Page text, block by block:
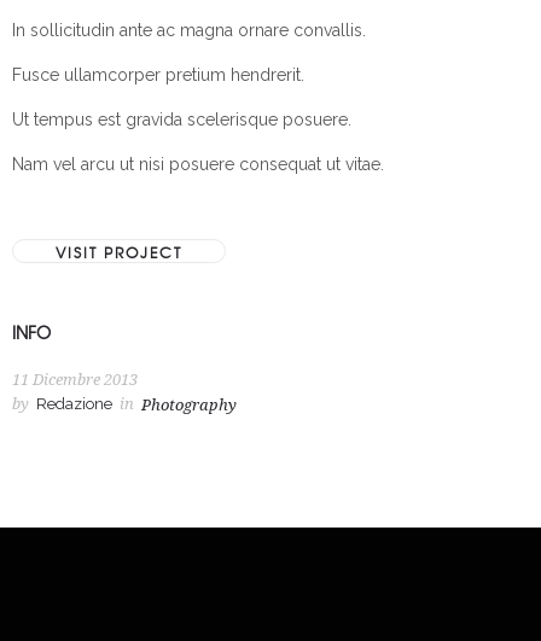
In sollicitudin ante ac magna ornare convallis.
Fusce ullamcorper pretium hendrerit.
Ut tempus est gravida scelerisque posuere.
Nam vel arcu ut nisi posuere consequat ut vitae.
VISIT PROJECT
INFO
11 Dicembre 2013
by Redazione in Photography